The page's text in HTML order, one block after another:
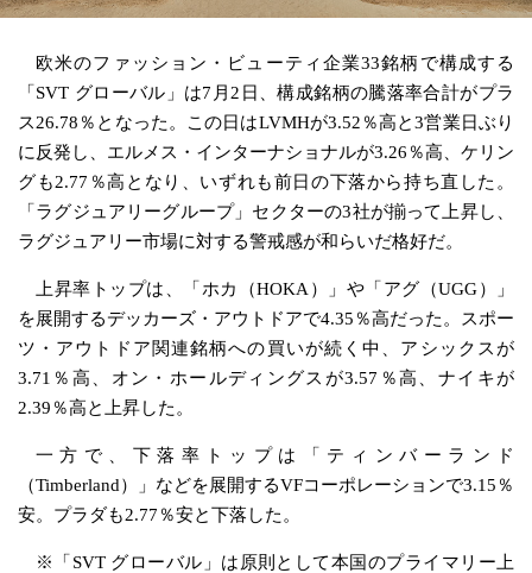
欧米のファッション・ビューティ企業33銘柄で構成する
「SVT グローバル」は7月2日、構成銘柄の騰落率合計がプラ
ス26.78％となった。この日はLVMHが3.52％高と3営業日ぶり
に反発し、エルメス・インターナショナルが3.26％高、ケリン
グも2.77％高となり、いずれも前日の下落から持ち直した。
「ラグジュアリーグループ」セクターの3社が揃って上昇し、
ラグジュアリー市場に対する警戒感が和らいだ格好だ。
上昇率トップは、「ホカ（HOKA）」や「アグ（UGG）」
を展開するデッカーズ・アウトドアで4.35％高だった。スポー
ツ・アウトドア関連銘柄への買いが続く中、アシックスが
3.71％高、オン・ホールディングスが3.57％高、ナイキが
2.39％高と上昇した。
一方で、下落率トップは「ティンバーランド
（Timberland）」などを展開するVFコーポレーションで3.15％
安。プラダも2.77％安と下落した。
※「SVT グローバル」は原則として本国のプライマリー上